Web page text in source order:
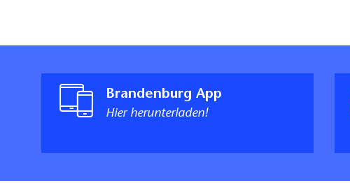
Brandenburg App
Hier herunterladen!